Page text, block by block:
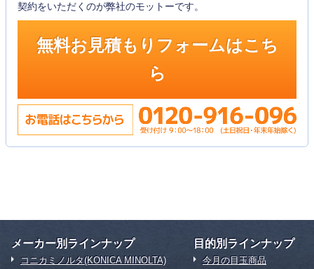
契約をいただくのが弊社のモットーです。
無料お見積もりフォームはこち
ら
メーカー別ラインナップ
コニカミノルタ(KONICA MINOLTA)
目的別ラインナップ
今月の目玉商品